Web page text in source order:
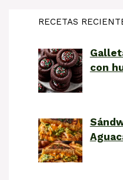
RECETAS
con